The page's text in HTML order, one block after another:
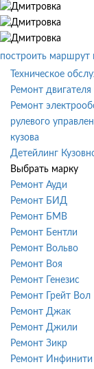
построить маршрут
Техническое
Ремонт двигателя
Ремонт
рулевого
кузова
Детейлинг
Выбрать марку
Ремонт Ауди
Ремонт БИД
Ремонт БМВ
Ремонт Бентли
Ремонт Вольво
Ремонт Воя
Ремонт Генезис
Ремонт Грейт Вол
Ремонт Джак
Ремонт Джили
Ремонт Зикр
Ремонт Инфинити